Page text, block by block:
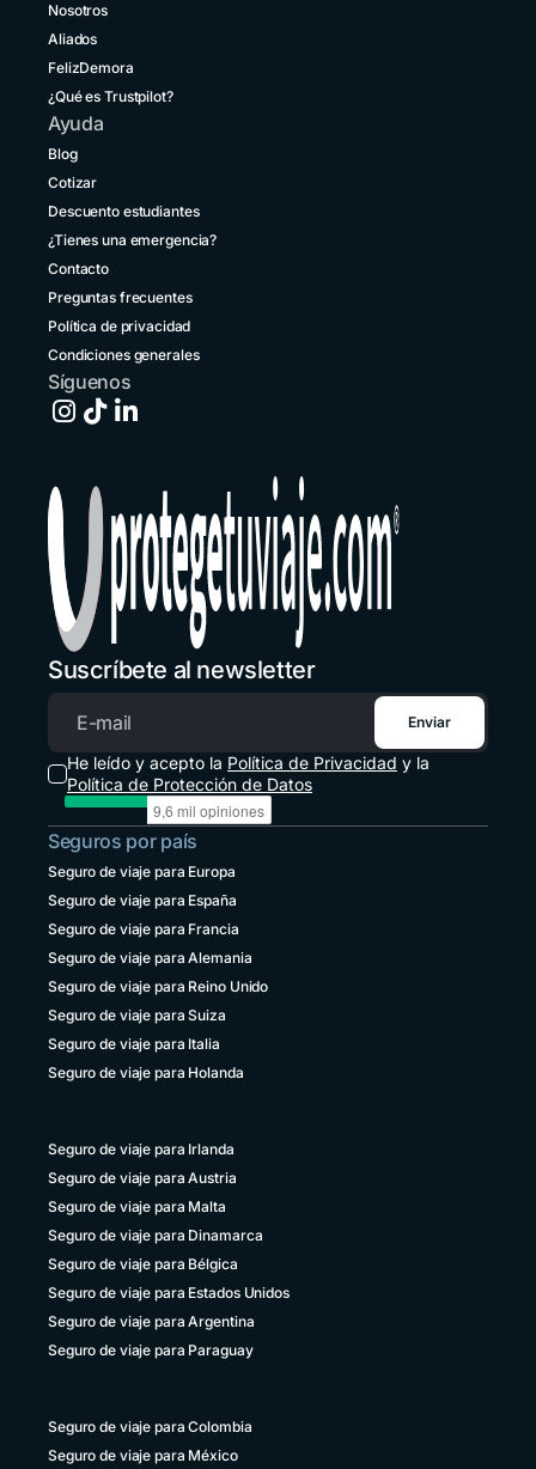
Canadá
+1 833 2223287
Chile
+56 2 3210 3154
Colombia
Costa Rica
+1 914 826 8771
Ecuador
+593 1800 001516
El Salvador
España
Estados Unidos
+1 914 826 8771
Guatemala
+502 2 3141396
Honduras
+1 914 826 8771
México
Panamá
+507 833 7978
Paraguay
+595 21 2380238
Perú
+51 1 6449164
República Dominicana
Uruguay
+598 4 135983937
Nosotros
Aliados
FelizDemora
¿Qué es Trustpilot?
Ayuda
Blog
Cotizar
Descuento estudiantes
¿Tienes una emergencia?
Contacto
Preguntas frecuentes
Política de privacidad
Condiciones generales
Síguenos
Suscríbete al newsletter
Correo electrónico
Enviar
He leído y acepto la Política de Privacidad y la
Política de Protección de Datos
Seguros por país
Seguro de viaje para Europa
Seguro de viaje para España
Seguro de viaje para Francia
Seguro de viaje para Alemania
Seguro de viaje para Reino Unido
Seguro de viaje para Suiza
Seguro de viaje para Italia
Seguro de viaje para Holanda
Seguro de viaje para Irlanda
Seguro de viaje para Austria
Seguro de viaje para Malta
Seguro de viaje para Dinamarca
Seguro de viaje para Bélgica
Seguro de viaje para Estados Unidos
Seguro de viaje para Argentina
Seguro de viaje para Paraguay
Seguro de viaje para Colombia
Seguro de viaje para México